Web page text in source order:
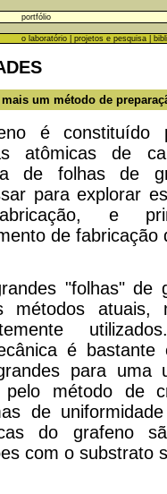
portfólio
o laboratório projetos e pesquisa
um método de
é constituído
atômicas de
de folhas de
para explorar
e
de fabricação
"folhas" de
métodos atuais,
é
para uma
pelo método de
de
do grafeno
com o substrato